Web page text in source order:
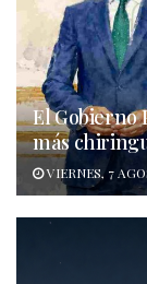
El Gobierno
más
VIERNES, 7